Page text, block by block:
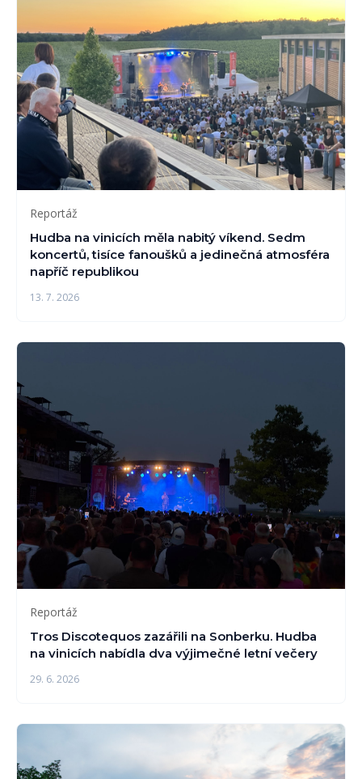
Reportáž
Hudba na vinicích měla nabitý víkend. Sedm
koncertů, tisíce fanoušků a jedinečná atmosféra
napříč republikou
13. 7. 2026
Reportáž
Tros Discotequos zazářili na Sonberku. Hudba
na vinicích nabídla dva výjimečné letní večery
29. 6. 2026